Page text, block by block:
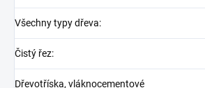
Všechny typy dřeva:
Čistý řez:
Dřevotříska, vláknocementové